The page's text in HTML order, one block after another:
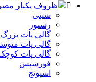
ظروف یکبار
سینی
رسیور
گالی پات بزرگ
گالی پات
گالی پات
فورسپس
اسپونج